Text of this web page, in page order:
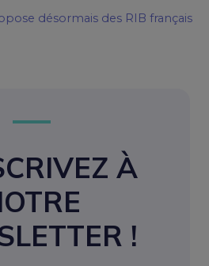
désormais des RIB français
À
!